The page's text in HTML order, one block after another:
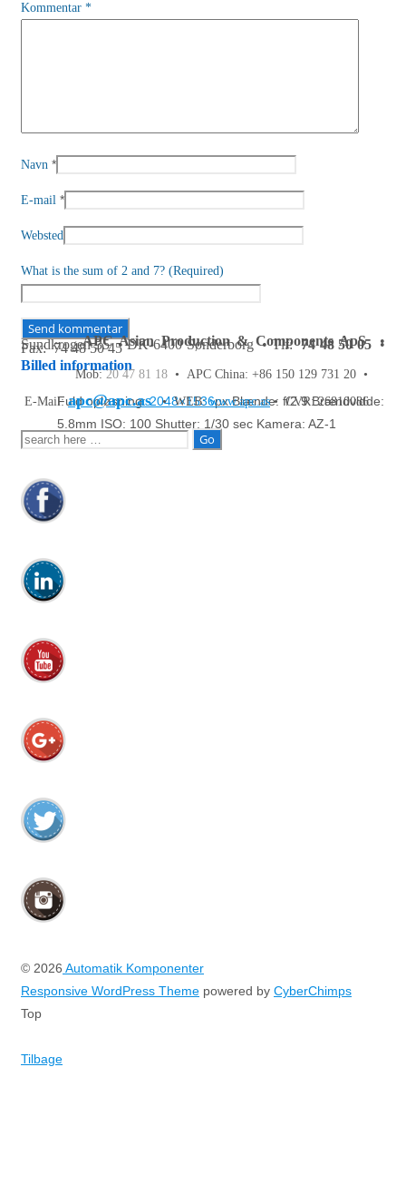
Kommentar *
Navn *
E-mail *
Websted
What is the sum of 2 and 7? (Required)
Billed information
Fuld opløsning:2048×1536px Blænde: f/2.9 Brændvidde:
5.8mm ISO: 100 Shutter: 1/30 sec Kamera: AZ-1
APC Asian Production & Components ApS•
Sundkrogen 35 • DK-6400 Sønderborg • Tlf:74 48 50 05•
Fax: 74 48 50 45
Mob:20 47 81 18 • APC China: +86 150 129 731 20 •
E-Mail:apc@apc.as• WEB:www.apc.as• CVR: 26810086
Søg
© 2026 Automatik Komponenter
Responsive WordPress Theme powered by CyberChimps
Top
Tilbage